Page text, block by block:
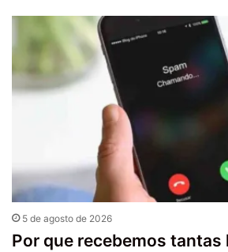
5 de agosto de 2026
Por que recebemos tantas